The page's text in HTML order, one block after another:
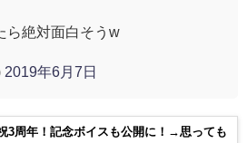
ら絶対面白そうw
2019年6月7日
3周年！記念ボイスも公開に！→思っても